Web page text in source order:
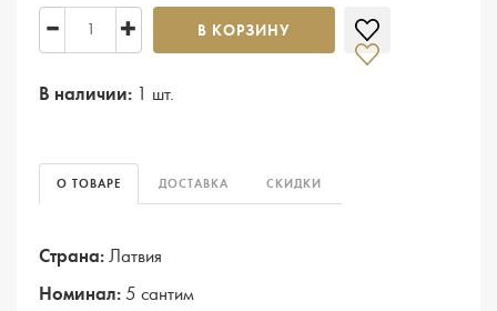
В КОРЗИНУ
В наличии: 1 шт.
О ТОВАРЕ ДОСТАВКА СКИДКИ
Страна: Латвия
Номинал: 5 сантим